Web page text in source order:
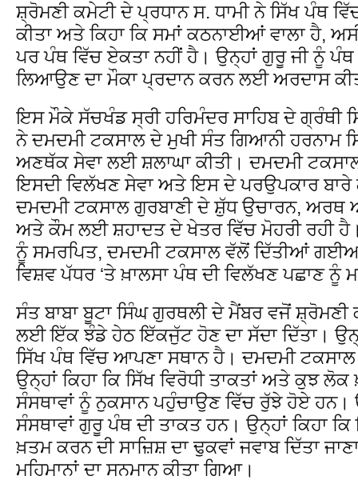
ਸ਼੍ਰੋਮਣੀ ਕਮੇਟੀ ਦੇ ਪ੍ਰਧਾਨ ਸ. ਧਾਮੀ ਨੇ ਸਿੱਖ ਪੰਥ
ਕੀਤਾ ਅਤੇ ਕਿਹਾ ਕਿ ਸਮਾਂ ਕਠਨਾਈਆਂ ਵਾਲਾ ਹੈ,
ਪਰ ਪੰਥ ਵਿੱਚ ਏਕਤਾ ਨਹੀਂ ਹੈ। ਉਨ੍ਹਾਂ ਗੁਰੂ ਜੀ ਨੂੰ
ਲਿਆਉਣ ਦਾ ਮੌਕਾ ਪ੍ਰਦਾਨ ਕਰਨ ਲਈ ਅਰਦਾਸ
ਇਸ ਮੌਕੇ ਸੱਚਖੰਡ ਸ੍ਰੀ ਹਰਿਮੰਦਰ ਸਾਹਿਬ ਦੇ ਗ੍ਰੰਥੀ
ਨੇ ਦਮਦਮੀ ਟਕਸਾਲ ਦੇ ਮੁਖੀ ਸੰਤ ਗਿਆਨੀ ਹਰਨਾਮ
ਅਣਥੱਕ ਸੇਵਾ ਲਈ ਸ਼ਲਾਘਾ ਕੀਤੀ। ਦਮਦਮੀ
ਇਸਦੀ ਵਿਲੱਖਣ ਸੇਵਾ ਅਤੇ ਇਸ ਦੇ ਪਰਉਪਕਾਰ ਬਾਰੇ
ਦਮਦਮੀ ਟਕਸਾਲ ਗੁਰਬਾਣੀ ਦੇ ਸ਼ੁੱਧ ਉਚਾਰਨ, ਅਰਥ
ਅਤੇ ਕੌਮ ਲਈ ਸ਼ਹਾਦਤ ਦੇ ਖੇਤਰ ਵਿੱਚ ਮੋਹਰੀ ਰਹੀ
ਨੂੰ ਸਮਰਪਿਤ, ਦਮਦਮੀ ਟਕਸਾਲ ਵੱਲੋਂ ਦਿੱਤੀਆਂ
ਵਿਸ਼ਵ ਪੱਧਰ ‘ਤੇ ਖ਼ਾਲਸਾ ਪੰਥ ਦੀ ਵਿਲੱਖਣ ਪਛਾਣ ਨੂੰ
ਸੰਤ ਬਾਬਾ ਬੂਟਾ ਸਿੰਘ ਗੁਰਥਲੀ ਦੇ ਮੈਂਬਰ ਵਜੋਂ ਸ਼੍ਰੋਮਣੀ
ਲਈ ਇੱਕ ਝੰਡੇ ਹੇਠ ਇੱਕਜੁੱਟ ਹੋਣ ਦਾ ਸੱਦਾ ਦਿੱਤਾ।
ਸਿੱਖ ਪੰਥ ਵਿੱਚ ਆਪਣਾ ਸਥਾਨ ਹੈ। ਦਮਦਮੀ
ਉਨ੍ਹਾਂ ਕਿਹਾ ਕਿ ਸਿੱਖ ਵਿਰੋਧੀ ਤਾਕਤਾਂ ਅਤੇ ਕੁਝ
ਸੰਸਥਾਵਾਂ ਨੂੰ ਨੁਕਸਾਨ ਪਹੁੰਚਾਉਣ ਵਿੱਚ ਰੁੱਝੇ ਹੋਏ ਹਨ।
ਸੰਸਥਾਵਾਂ ਗੁਰੂ ਪੰਥ ਦੀ ਤਾਕਤ ਹਨ। ਉਨ੍ਹਾਂ ਕਿਹਾ
ਖ਼ਤਮ ਕਰਨ ਦੀ ਸਾਜ਼ਿਸ਼ ਦਾ ਢੁਕਵਾਂ ਜਵਾਬ ਦਿੱਤਾ
ਮਹਿਮਾਨਾਂ ਦਾ ਸਨਮਾਨ ਕੀਤਾ ਗਿਆ।